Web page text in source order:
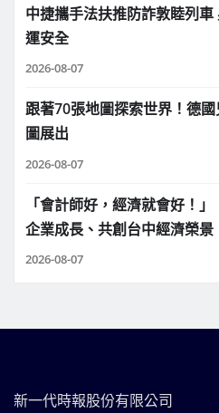
中捷攜手法扶推防詐敦睦列
運安全
2026-08-07
跟著70張地圖探索世界！德
圖展出
2026-08-07
「會計師好，經濟就會好！
企業成長、共創台中經濟榮景
2026-08-07
新一代時報股份有限公司